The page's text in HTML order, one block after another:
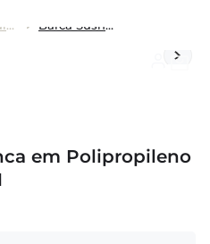
Barcas para Sushi Barca Sushi 1L Branca em Polipropileno Linha Tropical VEM
em Polipropileno